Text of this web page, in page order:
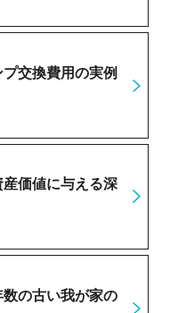
交換費用の実例
価値に与える深
の古い我が家の